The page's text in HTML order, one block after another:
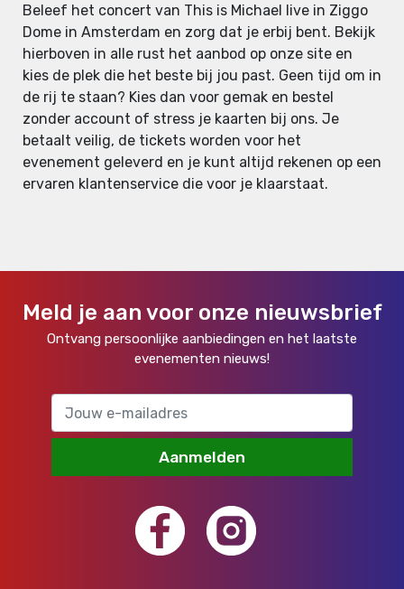
Beleef het concert van This is Michael live in Ziggo
Dome in Amsterdam en zorg dat je erbij bent. Bekijk
hierboven in alle rust het aanbod op onze site en
kies de plek die het beste bij jou past. Geen tijd om in
de rij te staan? Kies dan voor gemak en bestel
zonder account of stress je kaarten bij ons. Je
betaalt veilig, de tickets worden voor het
evenement geleverd en je kunt altijd rekenen op een
ervaren klantenservice die voor je klaarstaat.
Meld je aan voor onze nieuwsbrief
Ontvang persoonlijke aanbiedingen en het laatste
evenementen nieuws!
Aanmelden